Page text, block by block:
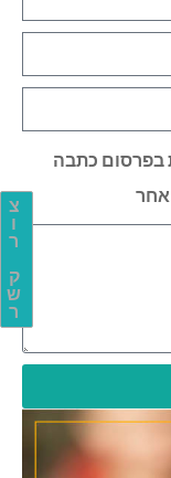
צ
ו
ר
ק
ש
ר
בפרסום כתבה
אחר